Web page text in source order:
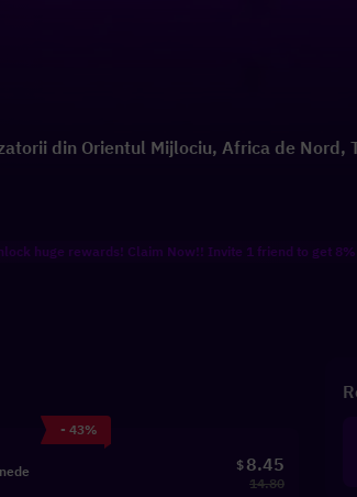
din Orientul Mijlociu, Africa de Nord,
rewards! Claim Now!! Invite 1 friend to get 8% off
- 43%
$ 8.45
14.80